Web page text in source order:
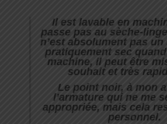
Il est lavable en
passe pas au sèche-
n’est absolument pas
pratiquement sec
machine, il peut être
souhait et très
Le point noir, à mon
l’armature qui ne me
appropriée, mais cela
personnel.